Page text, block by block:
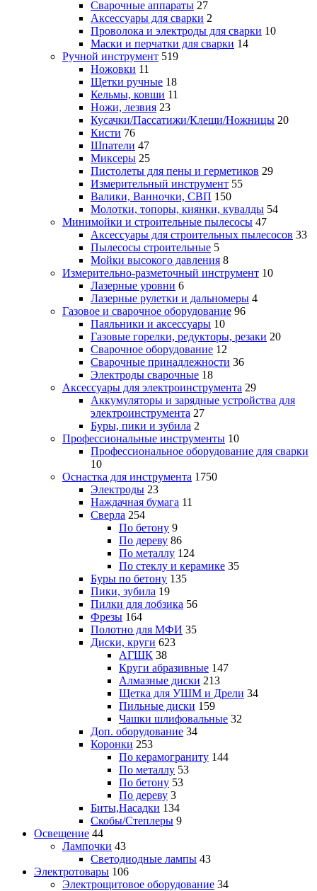
Сварочные аппараты 27
Аксессуары для сварки 2
Проволока и электроды для сварки 10
Маски и перчатки для сварки 14
Ручной инструмент 519
Ножовки 11
Щетки ручные 18
Кельмы, ковши 11
Ножи, лезвия 23
Кусачки/Пассатижи/Клещи/Ножницы 20
Кисти 76
Шпатели 47
Миксеры 25
Пистолеты для пены и герметиков 29
Измерительный инструмент 55
Валики, Ванночки, СВП 150
Молотки, топоры, киянки, кувалды 54
Минимойки и строительные пылесосы 47
Аксессуары для строительных пылесосов 33
Пылесосы строительные 5
Мойки высокого давления 8
Измерительно-разметочный инструмент 10
Лазерные уровни 6
Лазерные рулетки и дальномеры 4
Газовое и сварочное оборудование 96
Паяльники и аксессуары 10
Газовые горелки, редукторы, резаки 20
Сварочное оборудование 12
Сварочные принадлежности 36
Электроды сварочные 18
Аксессуары для электроинструмента 29
Аккумуляторы и зарядные устройства для
электроинструмента 27
Буры, пики и зубила 2
Профессиональные инструменты 10
Профессиональное оборудование для сварки
10
Оснастка для инструмента 1750
Электроды 23
Наждачная бумага 11
Сверла 254
По бетону 9
По дереву 86
По металлу 124
По стеклу и керамике 35
Буры по бетону 135
Пики, зубила 19
Пилки для лобзика 56
Фрезы 164
Полотно для МФИ 35
Диски, круги 623
АГШК 38
Круги абразивные 147
Алмазные диски 213
Щетка для УШМ и Дрели 34
Пильные диски 159
Чашки шлифовальные 32
Доп. оборудование 34
Коронки 253
По керамограниту 144
По металлу 53
По бетону 53
По дереву 3
Биты,Насадки 134
Скобы/Степлеры 9
Освещение 44
Лампочки 43
Светодиодные лампы 43
Электротовары 106
Электрощитовое оборудование 34